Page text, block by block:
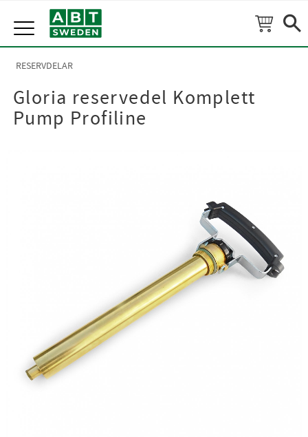
Meny
RESERVDELAR
Gloria reservedel Komplett
Pump Profiline